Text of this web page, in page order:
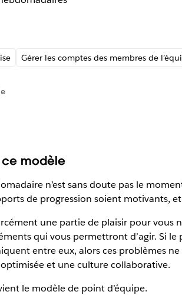
Gérer les comptes des membres de
modèle
n’est sans doute pas le
de progression soient motivants,
une partie de plaisir pour
qui vous permettront d’agir. Si
entre eux, alors ces problèmes
et une culture collaborative.
le modèle de point d’équipe.